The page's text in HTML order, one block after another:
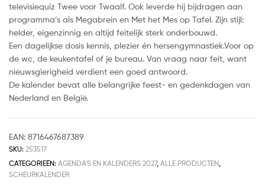
televisiequiz Twee voor Twaalf. Ook leverde hij bijdragen aan
programma’s als Megabrein en Met het Mes op Tafel. Zijn stijl:
helder, eigenzinnig en altijd feitelijk sterk onderbouwd.
Een dagelijkse dosis kennis, plezier én hersengymnastiek.Voor op
de wc, de keukentafel of je bureau. Van vraag naar feit, want
nieuwsgierigheid verdient een goed antwoord.
De kalender bevat alle belangrijke feest- en gedenkdagen van
Nederland en België.
EAN: 8716467687389
SKU: 253517
CATEGORIEËN: AGENDA'S EN KALENDERS 2027, ALLE PRODUCTEN
SCHEURKALENDER